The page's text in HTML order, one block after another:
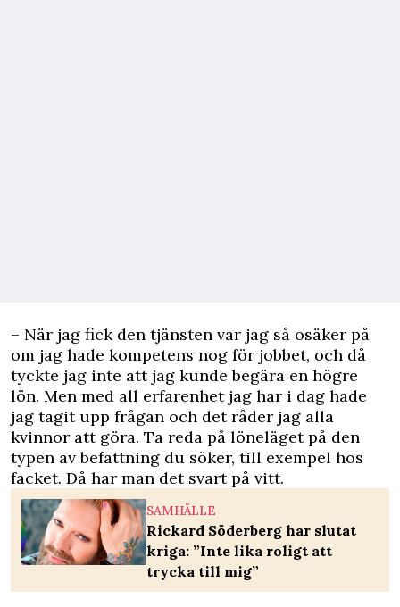
– När jag fick den tjänsten var jag så osäker på
om jag hade kompetens nog för jobbet, och då
tyckte jag inte att jag kunde begära en högre
lön. Men med all erfarenhet jag har i dag hade
jag tagit upp frågan och det råder jag alla
kvinnor att göra. Ta reda på löneläget på den
typen av befattning du söker, till exempel hos
facket. Då har man det svart på vitt.
SAMHÄLLE
Rickard Söderberg har slutat
kriga: ”Inte lika roligt att
trycka till mig”